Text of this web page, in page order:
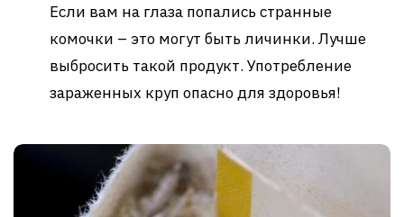
Если вам на глаза попались странные
комочки – это могут быть личинки. Лучше
выбросить такой продукт. Употребление
зараженных круп опасно для здоровья!